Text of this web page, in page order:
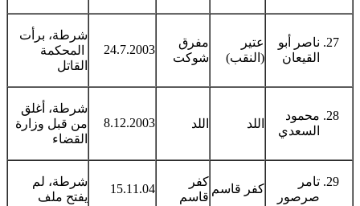
ناصر أبو
القيعان
عتير
(النقب)
مفرق
شوكت
24.7.2003
شرطة، برأت
المحكمة
القاتل
محمود
السعدي
اللد اللد 8.12.2003
شرطة، أغلق
من قبل وزارة
القضاء
تامر
صرصور
كفر قاسم
كفر
قاسم
15.11.04
شرطة، لم
يفتح ملف